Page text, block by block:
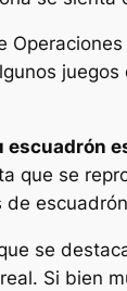
escuadrón
que se
se
Si bien